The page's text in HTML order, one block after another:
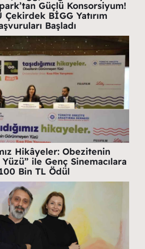
Güçlü Konsorsiyum!
Çekirdek BİGG Yatırım
Başladı
Hikâyeler: Obezitenin
ile Genç Sinemacılara
Bin TL Ödül